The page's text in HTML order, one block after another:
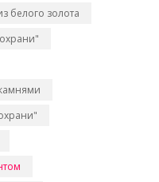
белого золота